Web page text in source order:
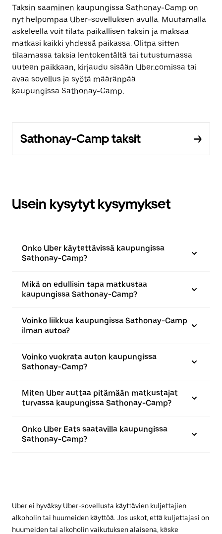
Taksin saaminen kaupungissa Sathonay-Camp on
nyt helpompaa Uber-sovelluksen avulla. Muutamalla
askeleella voit tilata paikallisen taksin ja maksaa
matkasi kaikki yhdessä paikassa. Olitpa sitten
tilaamassa taksia lentokentältä tai tutustumassa
uuteen paikkaan, kirjaudu sisään Uber.comissa tai
avaa sovellus ja syötä määränpää
kaupungissa Sathonay-Camp.
Sathonay-Camp taksit
Usein kysytyt kysymykset
Onko Uber käytettävissä kaupungissa
Sathonay-Camp?
Mikä on edullisin tapa matkustaa
kaupungissa Sathonay-Camp?
Voinko liikkua kaupungissa Sathonay-Camp
ilman autoa?
Voinko vuokrata auton kaupungissa
Sathonay-Camp?
Miten Uber auttaa pitämään matkustajat
turvassa kaupungissa Sathonay-Camp?
Onko Uber Eats saatavilla kaupungissa
Sathonay-Camp?
Uber ei hyväksy Uber-sovellusta käyttävien kuljettajien
alkoholin tai huumeiden käyttöä. Jos uskot, että kuljettajasi on
huumeiden tai alkoholin vaikutuksen alaisena, käske